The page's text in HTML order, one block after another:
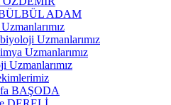
ADAM
Uzmanlarımız
Uzmanlarımız
Uzmanlarımız
BAŞODA